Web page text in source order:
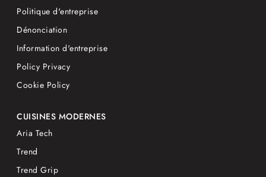
Politique d'entreprise
Dénonciation
Information d'entreprise
Policy Privacy
Cookie Policy
CUISINES MODERNES
Aria Tech
Trend
Trend Grip